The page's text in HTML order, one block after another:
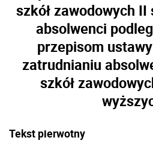
szkół zawodowych
absolwenci
przepisom
zatrudnianiu
szkół
Tekst pierwotny